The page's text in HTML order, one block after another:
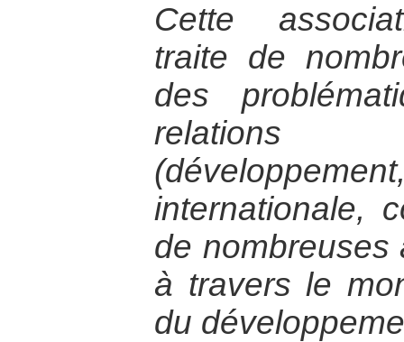
Cette
traite de
des
relations
internationale,
de nombreuses
à travers le
du